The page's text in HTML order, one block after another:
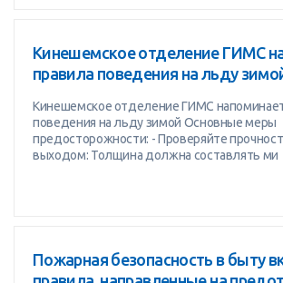
Кинешемское отделение ГИМС
правила поведения на льду
Кинешемское отделение ГИМС
поведения на льду зимой Основные меры
предосторожности: - Проверяйте
выходом: Толщина должна составлять ми
Пожарная безопасность в быту